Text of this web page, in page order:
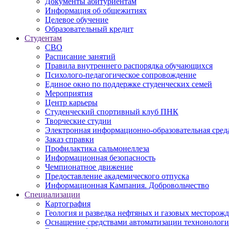
Информация об общежитиях
Целевое обучение
Образовательный кредит
Студентам
СВО
Расписание занятий
Правила внутреннего распорядка обучающихся
Психолого-педагогическое сопровождение
Единое окно по поддержке студенческих семей
Мероприятия
Центр карьеры
Студенческий спортивный клуб ПНК
Творческие студии
Электронная информационно-образовательная
Заказ справки
Профилактика сальмонеллеза
Информационная безопасность
Чемпионатное движение
Предоставление академического отпуска
Информационная Кампания. Добровольчество
Специализации
Картография
Геология и разведка нефтяных и газовых
Оснащение средствами автоматизации